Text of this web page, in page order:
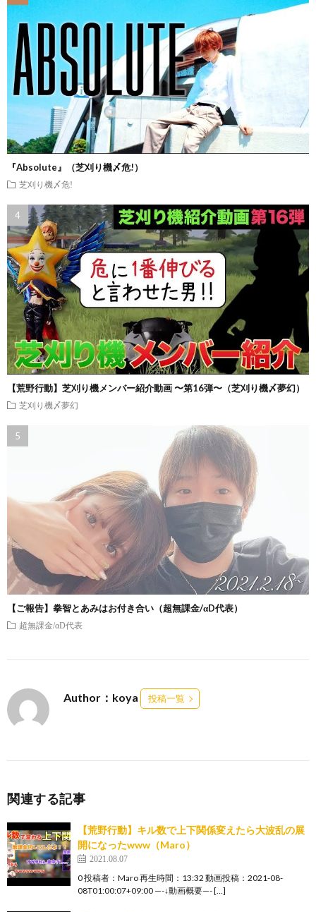
『Absolute』（芝刈り機〆危!）
芝刈り機〆危!
【荒野行動】芝刈り機メンバー紹介動画 〜第16弾〜（芝刈り機〆夢幻）
芝刈り機〆夢幻
【ご報告】拳智とあみはお付き合い（超無課金/αD代表）
超無課金/αD代表
Author：koya 投稿一覧
関連する記事
【荒野行動】キル数で上下関係変えたら大波乱の展
開になったwww（Maro）
2021.08.07
0 投稿者：Maro 再生時間：13:32 動画投稿：2021-08-
08T01:00:07+09:00 —-↓動画概要—- […]